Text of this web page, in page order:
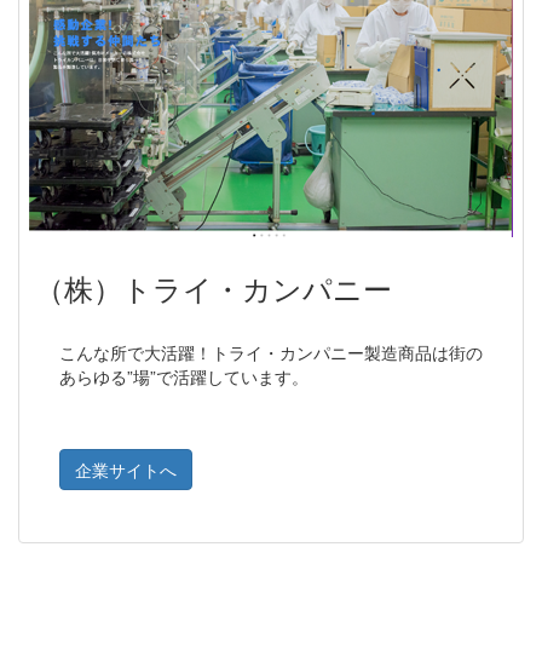
（株）トライ・カンパニー
こんな所で大活躍！トライ・カンパニー製造商品は街の
あらゆる”場”で活躍しています。
企業サイトへ